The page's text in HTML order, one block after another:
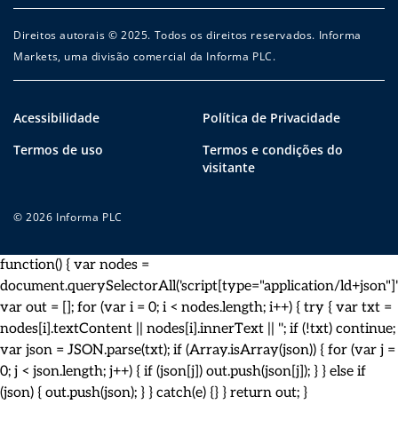
Direitos autorais © 2025. Todos os direitos reservados. Informa
Markets, uma divisão comercial da Informa PLC.
Acessibilidade
Política de Privacidade
Termos de uso
Termos e condições do
visitante
© 2026 Informa PLC
function() { var nodes =
document.querySelectorAll('script[type="application/
var out = []; for (var i = 0; i < nodes.length; i++) { try { var txt =
nodes[i].textContent || nodes[i].innerText || ''; if (!txt) continue;
var json = JSON.parse(txt); if (Array.isArray(json)) { for (var j =
0; j < json.length; j++) { if (json[j]) out.push(json[j]); } } else if
(json) { out.push(json); } } catch(e) {} } return out; }